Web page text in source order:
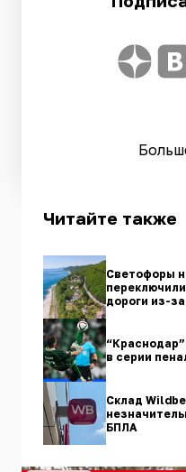
Читайте также
Светофоры
дороги из-
в серии
Склад
БПЛА